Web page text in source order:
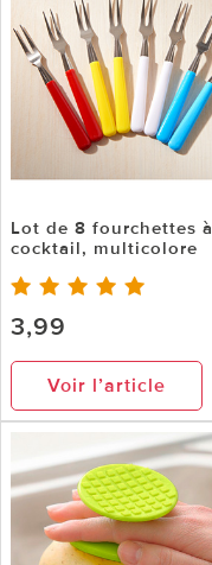
Lot de 8 fourchettes à
cocktail, multicolore
3,99
Voir l’article